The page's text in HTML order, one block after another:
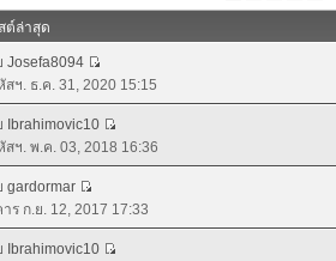
ต์ล่าสุด
Josefa8094
สฯ. ธ.ค. 31, 2020 15:15
Ibrahimovic10
สฯ. พ.ค. 03, 2018 16:36
gardormar
าร ก.ย. 12, 2017 17:33
Ibrahimovic10